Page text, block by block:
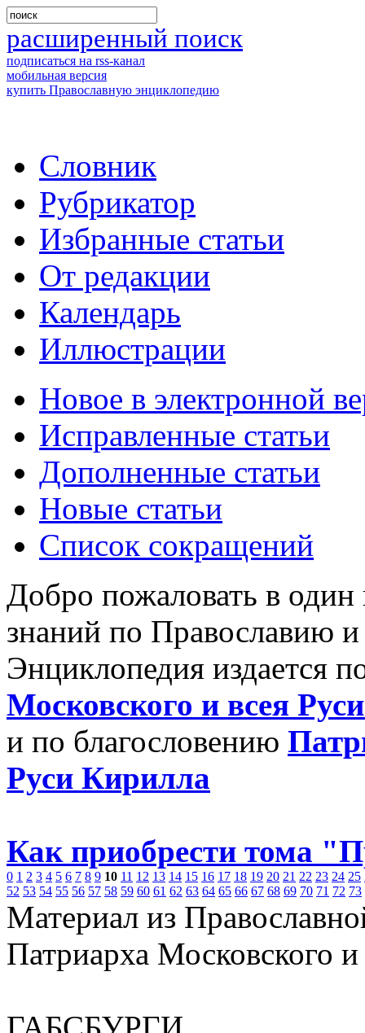
расширенный поиск
подписаться на rss-канал
мобильная версия
купить Православную энциклопедию
Словник
Рубрикатор
Избранные статьи
От редакции
Календарь
Иллюстрации
Новое в электронной
Исправленные статьи
Дополненные статьи
Новые статьи
Список сокращений
Добро пожаловать в
знаний по Православию
Энциклопедия издается
Московского и всея
и по благословению
Руси Кирилла
Как приобрести тома
0 1 2 3 4 5 6 7 8 9 10 11 12 13 14 15 16 17 18 19 20 21 22 23 24 25
52 53 54 55 56 57 58 59 60 61 62 63 64 65 66 67 68 69 70 71 72 73
Материал из
Патриарха Московского